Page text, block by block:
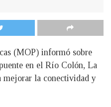
(MOP) informó sobre
en el Río Colón, La
mejorar la conectividad y